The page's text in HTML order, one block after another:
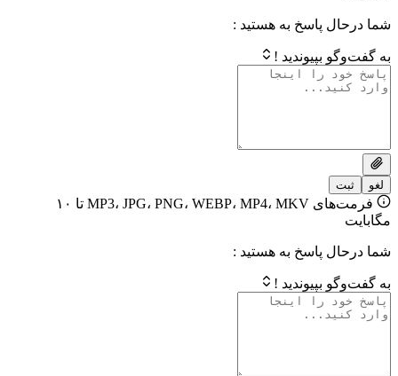
پاسخ به هستید :
!
فرمت‌های MP3، JPG، PNG، WEBP، MP4، MKV تا ۱۰
پاسخ به هستید :
!